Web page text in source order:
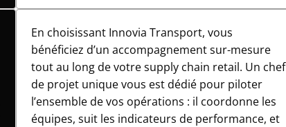
En choisissant Innovia Transport, vous
bénéficiez d’un accompagnement sur-mesure
tout au long de votre supply chain retail. Un chef
de projet unique vous est dédié pour piloter
l’ensemble de vos opérations : il coordonne les
équipes, suit les indicateurs de performance, et